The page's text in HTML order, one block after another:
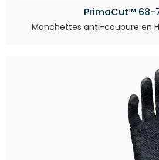
PrimaCut™ 68-
Manchettes anti-coupure en